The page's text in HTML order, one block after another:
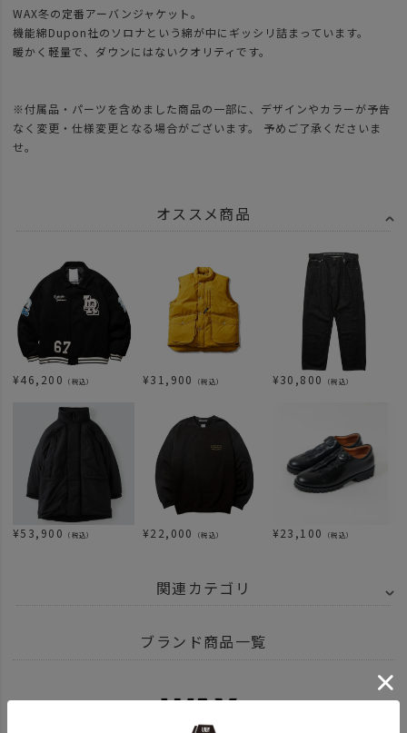
WAX冬の定番アーバンジャケット。
機能綿Dupon社のソロナという綿が中にギッシリ詰まっています。
暖かく軽量で、ダウンにはないクオリティです。
※付属品・パーツを含めました商品の一部に、デザインやカラーが予告
なく変更・仕様変更となる場合がございます。 予めご了承くださいま
せ。
オススメ商品
¥46,200 （税込） ¥31,900 （税込） ¥30,800 （税込）
¥53,900 （税込） ¥22,000 （税込） ¥23,100 （税込）
関連カテゴリ
アウター
ブランド商品一覧